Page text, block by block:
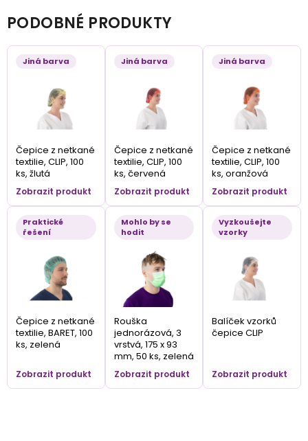
PODOBNÉ PRODUKTY
Jiná barva
Čepice z netkané
textilie, CLIP, 100
ks, žlutá
Zobrazit produkt
Jiná barva
Čepice z netkané
textilie, CLIP, 100
ks, červená
Zobrazit produkt
Jiná barva
Čepice z netkané
textilie, CLIP, 100
ks, oranžová
Zobrazit produkt
Praktické
řešení
Čepice z netkané
textilie, BARET, 100
ks, zelená
Zobrazit produkt
Mohlo by se
hodit
Rouška
jednorázová, 3
vrstvá, 175 x 93
mm, 50 ks, zelená
Zobrazit produkt
Vyzkoušejte
vzorky
Balíček vzorků
čepice CLIP
Zobrazit produkt